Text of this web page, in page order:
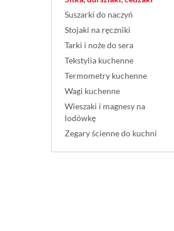
Suszarki do naczyń
Stojaki na ręczniki
Tarki i noże do sera
Tekstylia kuchenne
Termometry kuchenne
Wagi kuchenne
Wieszaki i magnesy na
lodówkę
Zegary ścienne do kuchni